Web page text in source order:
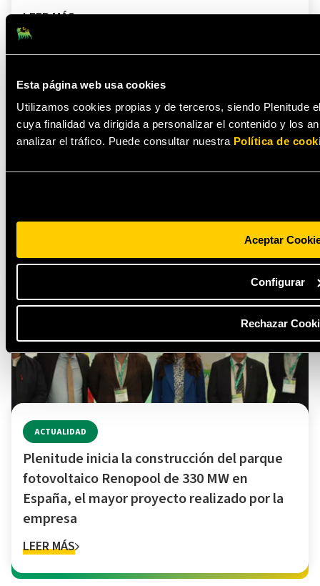
Esta página web usa cookies
Utilizamos cookies propias y de terceros, siendo Plenitude
cuya finalidad va dirigida a personalizar el contenido y los
analizar el tráfico. Puede consultar nuestra Política de
Aceptar
Configurar
Rechazar
LEER MÁS
LEER MÁS
ACTUALIDAD
Plenitude inicia la construcción del parque
fotovoltaico Renopool de 330 MW en
España, el mayor proyecto realizado por la
empresa
LEER MÁS